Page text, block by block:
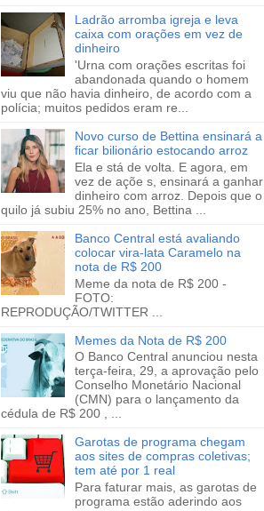
Ladrão arromba igreja e leva
caixa com orações em vez de
dinheiro
'Urna com orações escritas foi
abandonada quando o homem
viu que não havia dinheiro, de acordo com a
polícia; muitos pedidos eram re...
Novo curso de Bettina ensinará a
ficar bilionário estocando arroz
Ela e stá de volta. E agora, em
vez de açõe s, ensinará a ganhar
dinheiro com arroz. Depois que o
quilo já subiu 25% no ano, Bettina ...
Banco Central está avaliando
colocar vira-lata Caramelo na
nota de R$ 200
Meme da nota de R$ 200 -
FOTO:
REPRODUÇÃO/TWITTER ...
Memes da Nota de R$ 200
O Banco Central anunciou nesta
terça-feira, 29, a aprovação pelo
Conselho Monetário Nacional
(CMN) para o lançamento da
cédula de R$ 200 , ...
Garotas de programa chegam
aos sites de compras coletivas;
tem até por 1 real
Para faturar mais, as garotas de
programa estão aderindo aos